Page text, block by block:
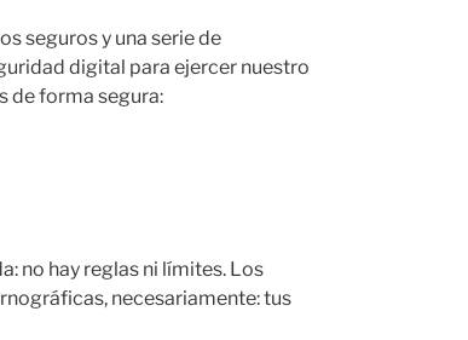
seguros y una serie de
digital para ejercer nuestro
de forma segura:
no hay reglas ni límites. Los
necesariamente: tus